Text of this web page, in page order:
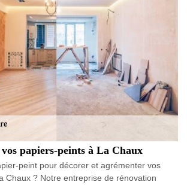
papiers-peints à La Chaux
peint pour décorer et agrémenter vos
Chaux ? Notre entreprise de rénovation